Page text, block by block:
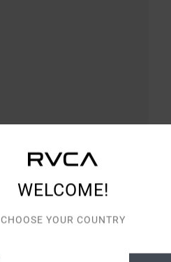
WELCOME!
CHOOSE YOUR COUNTRY